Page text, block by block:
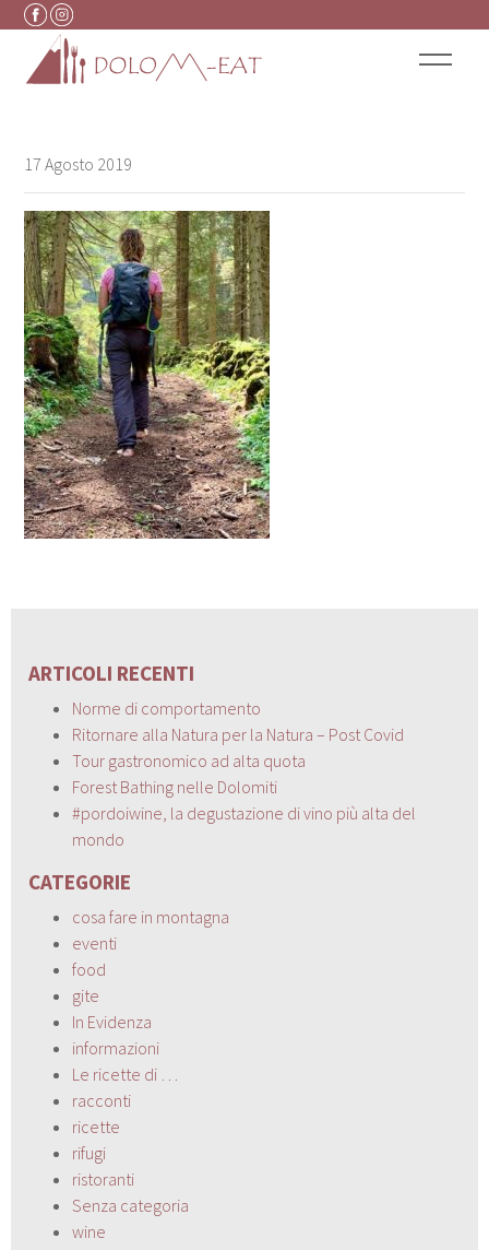
Vai al contenuto
17 Agosto 2019
ARTICOLI RECENTI
Norme di comportamento
Ritornare alla Natura per la Natura – Post Covid
Tour gastronomico ad alta quota
Forest Bathing nelle Dolomiti
#pordoiwine, la degustazione di vino più alta del
mondo
CATEGORIE
cosa fare in montagna
eventi
food
gite
In Evidenza
informazioni
Le ricette di …
racconti
ricette
rifugi
ristoranti
Senza categoria
wine